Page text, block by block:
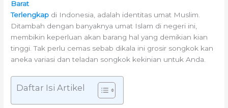
Barat
Terlengkap di Indonesia, adalah identitas umat Muslim.
Ditambah dengan banyaknya umat Islam di negeri ini,
membikin keperluan akan barang hal yang demikian kian
tinggi. Tak perlu cemas sebab dikala ini grosir songkok kan
aneka variasi dan teladan songkok kekinian untuk Anda.
Daftar Isi Artikel